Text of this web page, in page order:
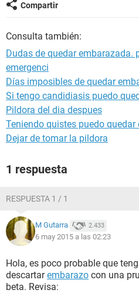
Compartir
Consulta también:
Dudas de quedar embarazada.
emergenci
Días imposibles de quedar
Si tengo candidiasis puedo
Pildora del dia despues
Teniendo quistes puedo quedar
Dejar de tomar la pildora
1 respuesta
RESPUESTA 1 / 1
M Gutarra 2.433
6 may 2015 a las 02:23
Hola, es poco probable que
descartarembarazo con una
beta. Revisa: